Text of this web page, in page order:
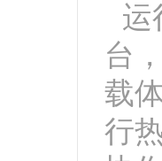
运
台
载
行